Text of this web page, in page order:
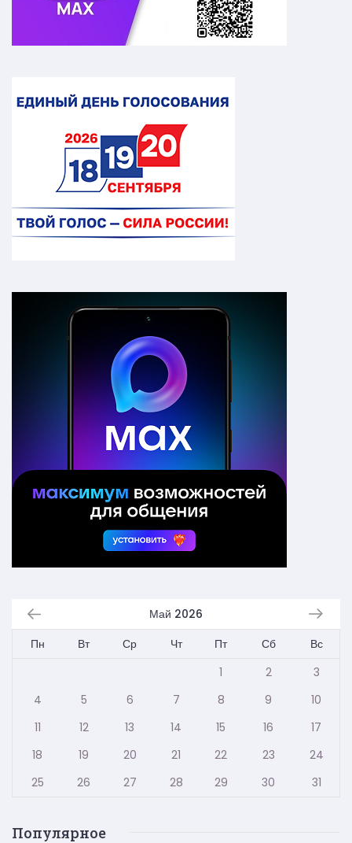
Май 2026
Пн
Вт Ср Чт Пт Сб
Вс
1
2
3
4
5 6 7 8 9
10
11
12 13 14 15 16
17
18
19 20 21 22 23
24
25
26 27 28 29 30 31
Популярное